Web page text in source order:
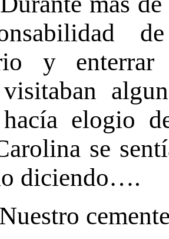
y
elogio
se
diciendo….